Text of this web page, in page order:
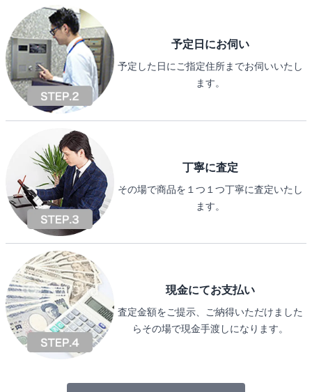
予定日にお伺い
予定した日にご指定住所までお伺いいたし
ます。
丁寧に査定
その場で商品を１つ１つ丁寧に査定いたし
ます。
現金にてお支払い
査定金額をご提示、ご納得いただけました
らその場で現金手渡しになります。